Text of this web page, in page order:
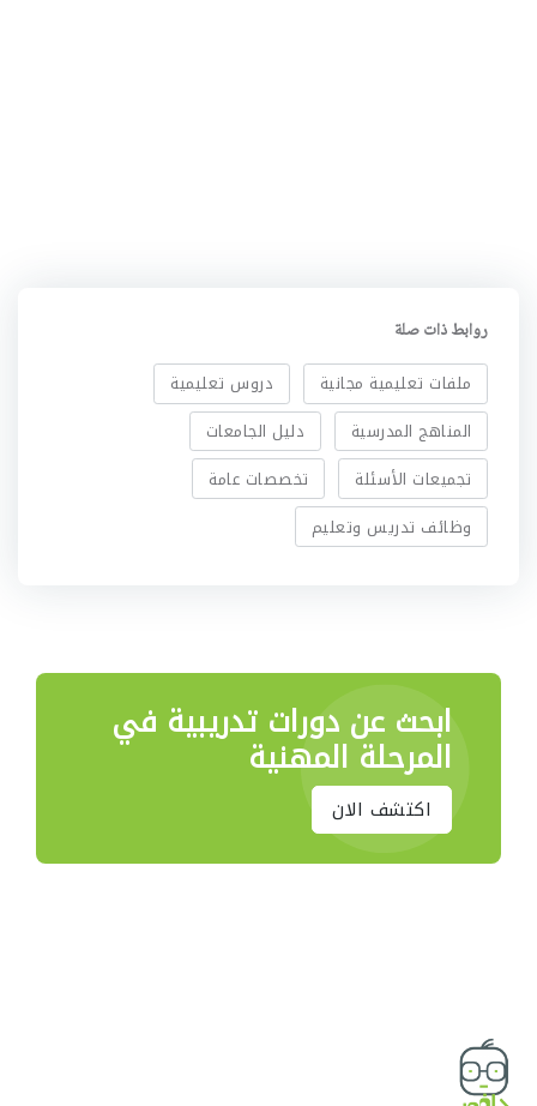
روابط ذات صلة
ملفات تعليمية مجانية
دروس تعليمية
المناهج المدرسية
دليل الجامعات
تجميعات الأسئلة
تخصصات عامة
وظائف تدريس وتعليم
ابحث عن دورات تدريبية في
المرحلة المهنية
اكتشف الان